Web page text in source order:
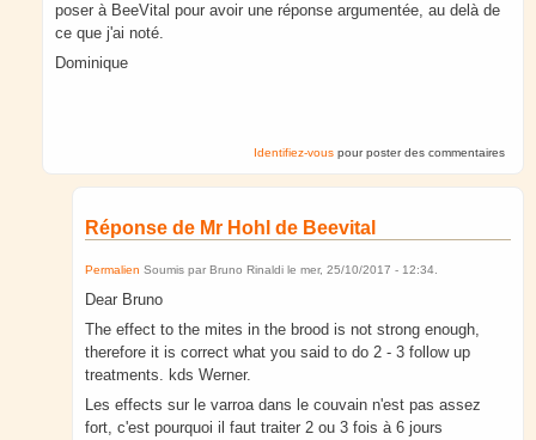
poser à BeeVital pour avoir une réponse argumentée, au delà de
ce que j'ai noté.
Dominique
Identifiez-vous pour poster des commentaires
Réponse de Mr Hohl de Beevital
Permalien Soumis par Bruno Rinaldi le mer, 25/10/2017 - 12:34.
Dear Bruno
The effect to the mites in the brood is not strong enough,
therefore it is correct what you said to do 2 - 3 follow up
treatments. kds Werner.
Les effects sur le varroa dans le couvain n'est pas assez
fort, c'est pourquoi il faut traiter 2 ou 3 fois à 6 jours